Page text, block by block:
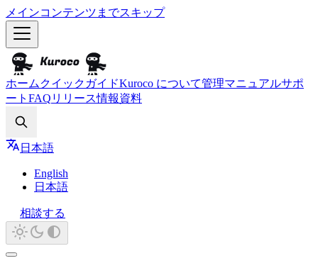
メインコンテンツまでスキップ
ホーム クイックガイドKuroco について管理マニュアルサポ
ート FAQ リリース情報資料
日本語
English
日本語
相談する